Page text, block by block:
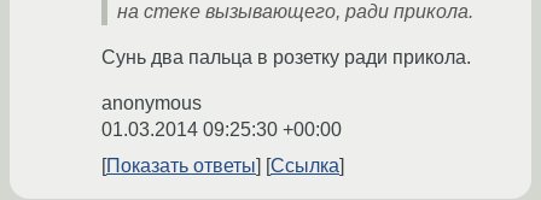
на стеке вызывающего, ради прикола.
Сунь два пальца в розетку ради прикола.
anonymous
01.03.2014 09:25:30 +00:00
Показать ответы
Ссылка